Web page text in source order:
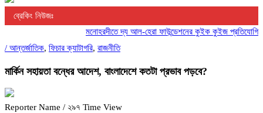
ব্রেকিং নিউজঃ
মনোহরদীতে দ্য আল-হেরা ফাউন্ডেশনের কুইক কুইজ প্রতিযোগিতা
/ আন্তর্জাতিক, ফিচার ক্যাটাগরি, রাজনীতি
মার্কিন সহায়তা বন্ধের আদেশ, বাংলাদেশে কতটা প্রভাব পড়বে?
Reporter Name / ২৯৭ Time View